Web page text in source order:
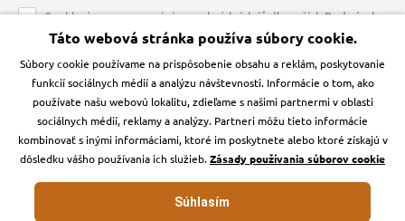
Obchodné podmienky
Kontakt
Podmienky ochrany osobných údajov
Zásady používanie cookies a Google Analytics
Souhlasím se zpracováním osobních údajů dle našichPodmínek
ochrany osobních údajů
Krmiva Pučálka na sociálnych sieťach
Instagran Facebook
Táto webová stránka používa súbory cookie.
Súbory cookie používame na prispôsobenie obsahu a reklám, poskytovanie
funkcií sociálnych médií a analýzu návštevnosti. Informácie o tom, ako
používate našu webovú lokalitu, zdieľame s našimi partnermi v oblasti
sociálnych médií, reklamy a analýzy. Partneri môžu tieto informácie
kombinovať s inými informáciami, ktoré im poskytnete alebo ktoré získajú v
dôsledku vášho používania ich služieb.Zásady používania súborov cookie
Súhlasím